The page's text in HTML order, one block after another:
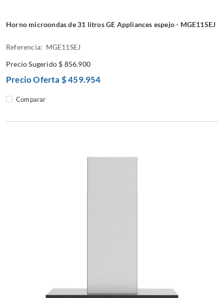
Horno microondas de 31 litros GE Appliances espejo - MGE11SEJ
Referencia: MGE11SEJ
Precio Sugerido $ 856.900
Precio Oferta $ 459.954
Comparar